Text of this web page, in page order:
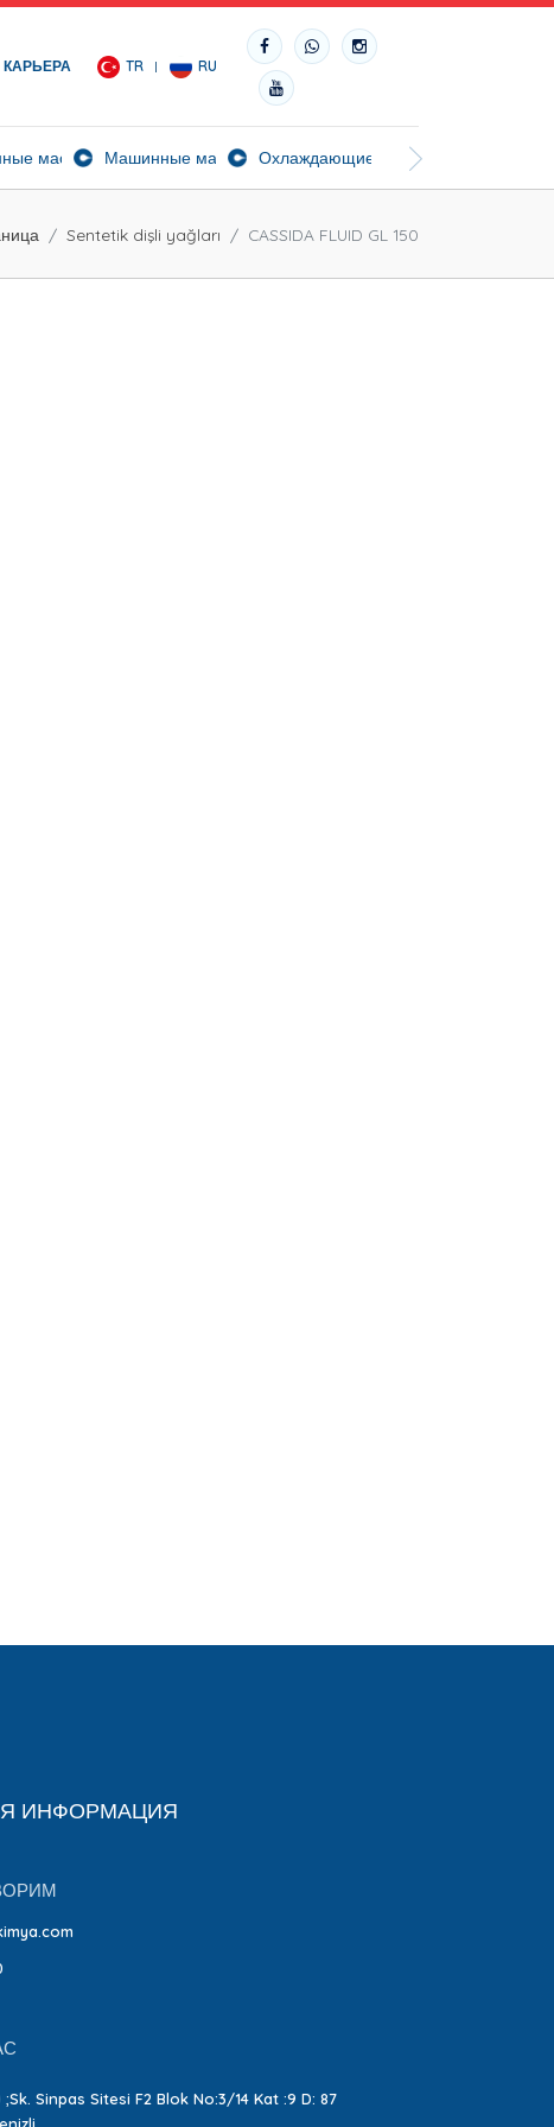
КАРЬЕРА TR RU
масла Машинные масла Охлаждающие маслаБиосортные
Sentetik dişli yağları CASSIDA FLUID GL 150
ИНФОРМАЦИЯ
Sinpas Sitesi F2 Blok No:3/14 Kat :9 D: 87